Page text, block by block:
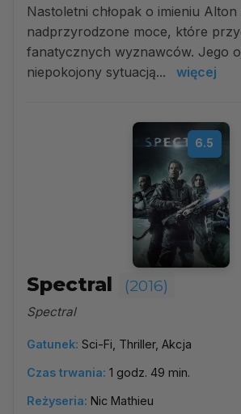
Nastoletni chłopak o imieniu Alton
nadprzyrodzone moce, które
fanatycznych wyznawców. Jego
niepokojony sytuacją...
więcej
6.5
Spectral (2016)
Spectral
Gatunek: Sci-Fi, Thriller, Akcja
Czas trwania: 1 godz. 49 min.
Reżyseria: Nic Mathieu